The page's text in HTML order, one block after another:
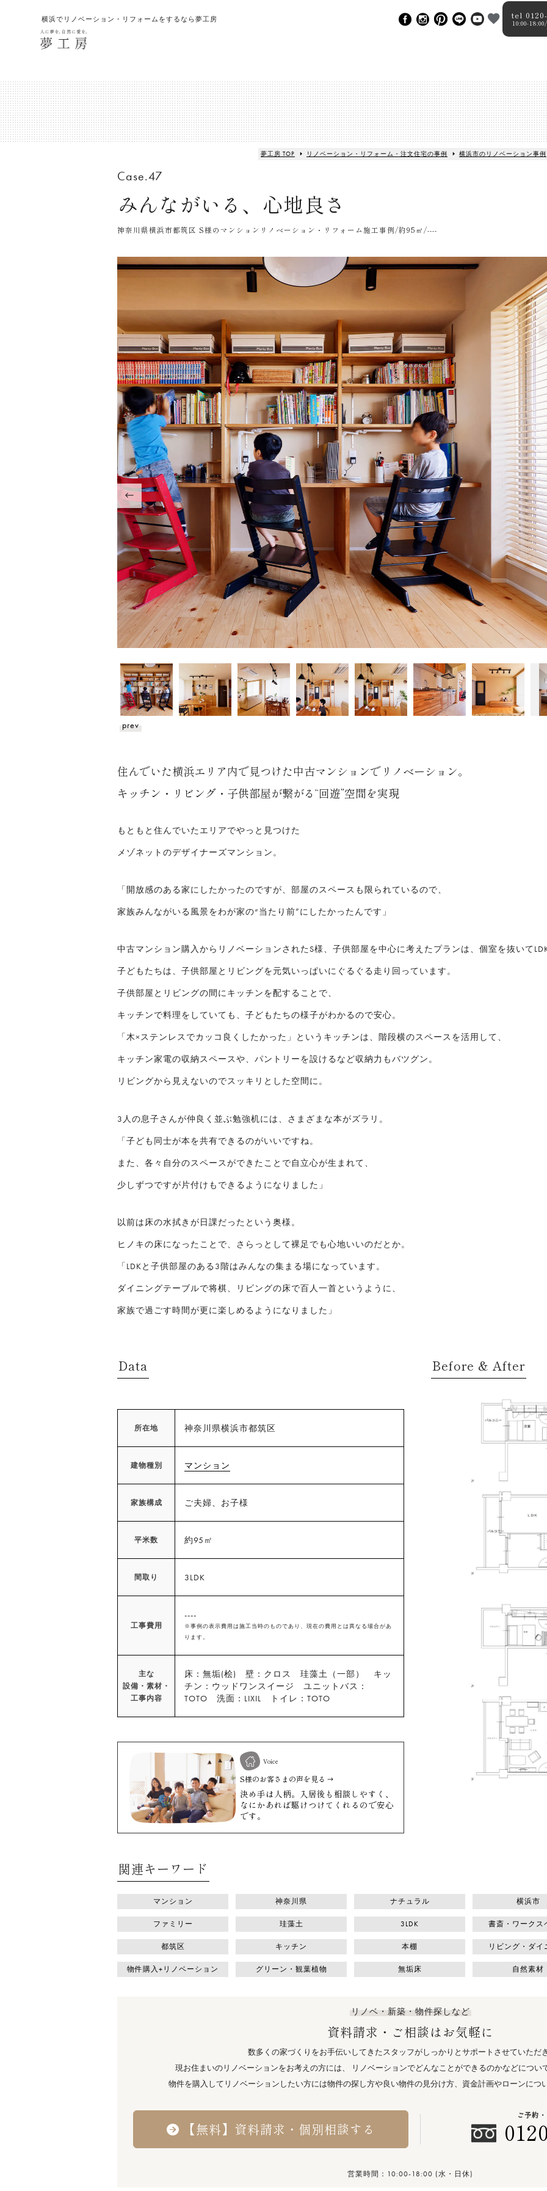
横浜でリノベーション・リフォームをするなら夢工房 tel
10:00-
夢工房 TOP リノベーション・リフォーム・注文住宅の事例 横浜市のリノベーション事例
Case.47
みんながいる、心地良さ
神奈川県横浜市都筑区 S様のマンションリノベーション・リフォーム施工事例/約95㎡/----
prev
住んでいた横浜エリア内で見つけた中古マンションでリノベーション。
キッチン・リビング・子供部屋が繋がる“回遊”空間を実現
もともと住んでいたエリアでやっと見つけた
メゾネットのデザイナーズマンション。
「開放感のある家にしたかったのですが、部屋のスペースも限られているので、
家族みんながいる風景をわが家の“当たり前”にしたかったんです」
中古マンション購入からリノベーションされたS様、子供部屋を中心に考えたプランは、個室を抜いて
子どもたちは、子供部屋とリビングを元気いっぱいにぐるぐる走り回っています。
子供部屋とリビングの間にキッチンを配することで、
キッチンで料理をしていても、子どもたちの様子がわかるので安心。
「木×ステンレスでカッコ良くしたかった」というキッチンは、階段横のスペースを活用して、
キッチン家電の収納スペースや、パントリーを設けるなど収納力もバツグン。
リビングから見えないのでスッキリとした空間に。
3人の息子さんが仲良く並ぶ勉強机には、さまざまな本がズラリ。
「子ども同士が本を共有できるのがいいですね。
また、各々自分のスペースができたことで自立心が生まれて、
少しずつですが片付けもできるようになりました」
以前は床の水拭きが日課だったという奥様。
ヒノキの床になったことで、さらっとして裸足でも心地いいのだとか。
「LDKと子供部屋のある3階はみんなの集まる場になっています。
ダイニングテーブルで将棋、リビングの床で百人一首というように、
家族で過ごす時間が更に楽しめるようになりました」
Data
所在地 神奈川県横浜市都筑区
建物種別 マンション
家族構成 ご夫婦、お子様
平米数 約95㎡
間取り 3LDK
工事費用
----
※事例の表示費用は施工当時のものであり、現在の費用とは異なる場合があ
ります。
主な
設備・素材・
工事内容
床：無垢(桧) 壁：クロス 珪藻土（一部） キッ
チン：ウッドワンスイージ ユニットバス：
TOTO 洗面：LIXIL トイレ：TOTO
Voice
S様のお客さまの声を見る
決め手は人柄。入居後も相談しやすく、
なにかあれば駆けつけてくれるので安心
です。
Before & After
関連キーワード
マンション 神奈川県 ナチュラル 横浜市
ファミリー 珪藻土 3LDK 書斎・ワークス
都筑区 キッチン 本棚 リビング・ダイ
物件購入+リノベーション グリーン・観葉植物 無垢床 自然素材
リノベ・新築・物件探しなど
資料請求・ご相談はお気軽に
数多くの家づくりをお手伝いしてきたスタッフがしっかりとサポートさせていただ
現お住まいのリノベーションをお考えの方には、 リノベーションでどんなことができるのかなどについ
物件を購入してリノベーションしたい方には物件の探し方や良い物件の見分け方、資金計画やローンにつ
【無料】資料請求・個別相談する
ご予約
営業時間：10:00-18:00 (水・日休)